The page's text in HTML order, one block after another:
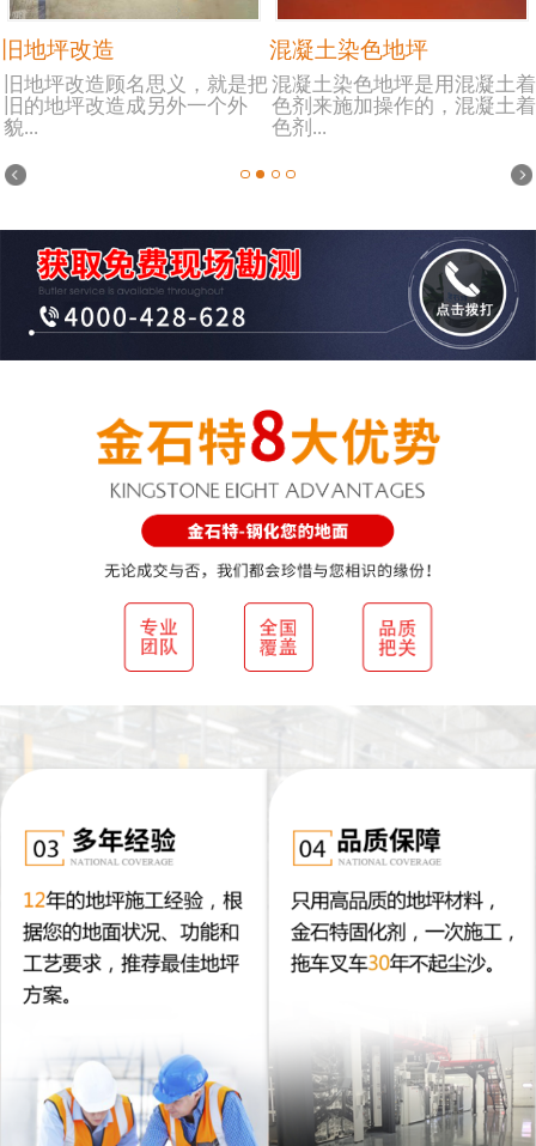
旧地坪改造
旧地坪改造顾名思义，就是把
旧的地坪改造成另外一个外
貌...
混凝土染色地坪
混凝土染色地坪是用混凝土着
色剂来施加操作的，混凝土着
色剂...